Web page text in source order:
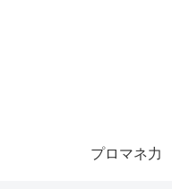
プロマネ力